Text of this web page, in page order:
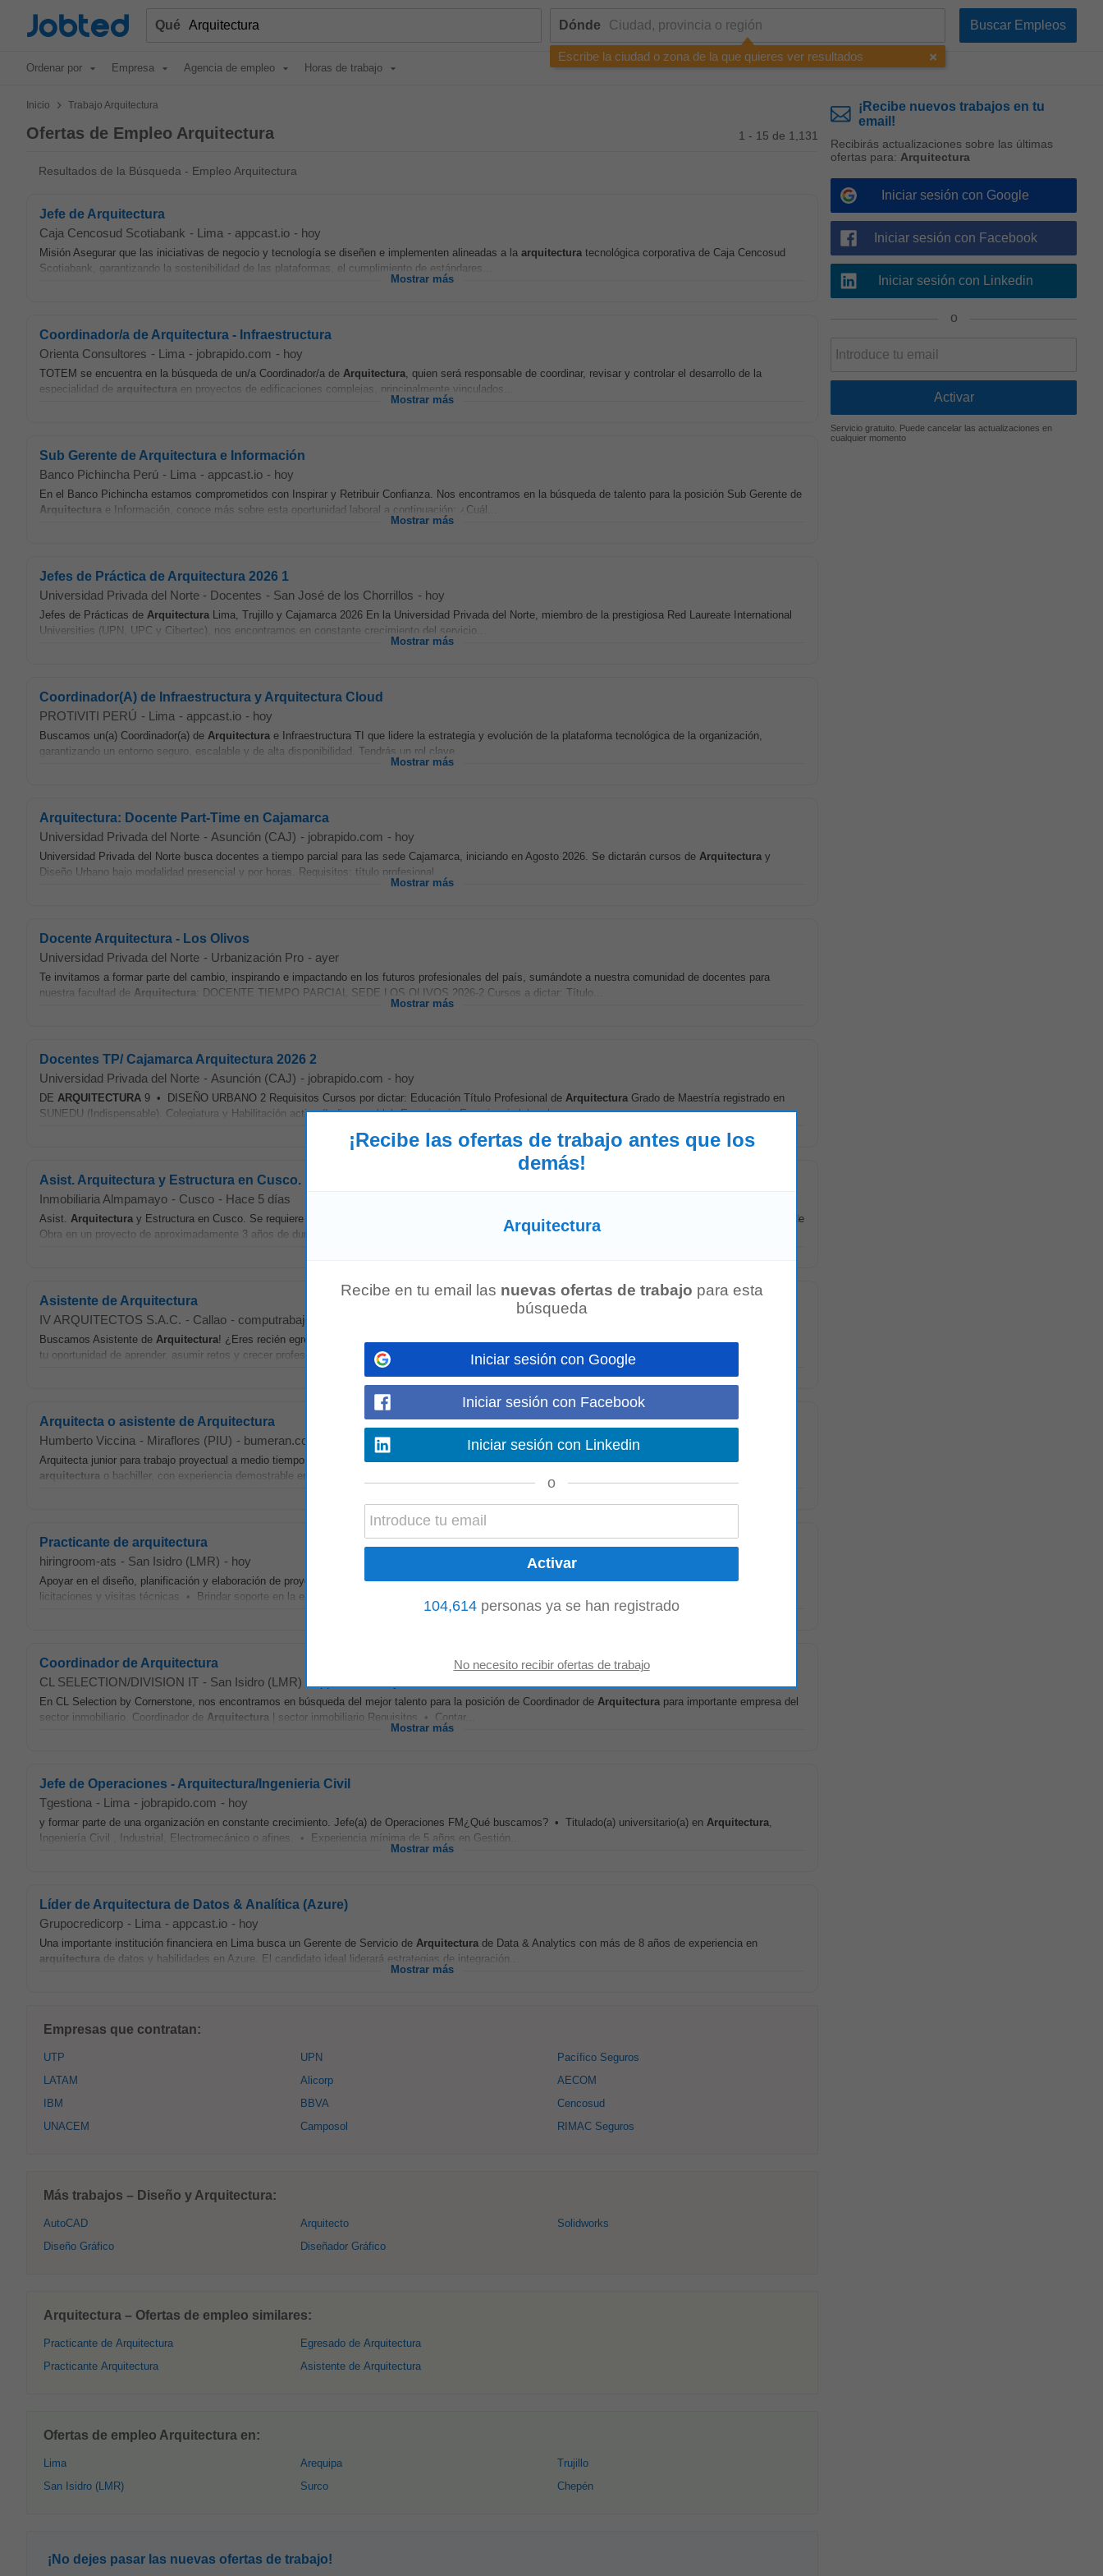
Jobted Qué Dónde
Escribe la ciudad o zona de la que quieres ver resultados
Ordenar por Empresa Agencia de empleo Horas de trabajo
Inicio > Trabajo Arquitectura
Ofertas de Empleo Arquitectura 1 - 15 de 1,131
Resultados de la Búsqueda - Empleo Arquitectura
Jefe de Arquitectura
Caja Cencosud Scotiabank - Lima - appcast.io - hoy
Misión Asegurar que las iniciativas de negocio y tecnología se diseñen e implementen alineadas a la arquitectura tecnológica corporativa de Caja Cencosud
Scotiabank, garantizando la sostenibilidad de las plataformas, el cumplimiento de estándares...
Mostrar más
Coordinador/a de Arquitectura - Infraestructura
Orienta Consultores - Lima - jobrapido.com - hoy
TOTEM se encuentra en la búsqueda de un/a Coordinador/a de Arquitectura, quien será responsable de coordinar, revisar y controlar el desarrollo de la
especialidad de arquitectura en proyectos de edificaciones complejas, principalmente vinculados...
Mostrar más
Sub Gerente de Arquitectura e Información
Banco Pichincha Perú - Lima - appcast.io - hoy
En el Banco Pichincha estamos comprometidos con Inspirar y Retribuir Confianza. Nos encontramos en la búsqueda de talento para la posición Sub Gerente de
Arquitectura e Información, conoce más sobre esta oportunidad laboral a continuación: ¿Cuál...
Mostrar más
Jefes de Práctica de Arquitectura 2026 1
Universidad Privada del Norte - Docentes - San José de los Chorrillos - hoy
Jefes de Prácticas de Arquitectura Lima, Trujillo y Cajamarca 2026 En la Universidad Privada del Norte, miembro de la prestigiosa Red Laureate International
Universities (UPN, UPC y Cibertec), nos encontramos en constante crecimiento del servicio...
Mostrar más
Coordinador(A) de Infraestructura y Arquitectura Cloud
PROTIVITI PERÚ - Lima - appcast.io - hoy
Buscamos un(a) Coordinador(a) de Arquitectura e Infraestructura TI que lidere la estrategia y evolución de la plataforma tecnológica de la organización,
garantizando un entorno seguro, escalable y de alta disponibilidad. Tendrás un rol clave...
Mostrar más
Arquitectura: Docente Part-Time en Cajamarca
Universidad Privada del Norte - Asunción (CAJ) - jobrapido.com - hoy
Universidad Privada del Norte busca docentes a tiempo parcial para las sede Cajamarca, iniciando en Agosto 2026. Se dictarán cursos de Arquitectura y
Diseño Urbano bajo modalidad presencial y por horas. Requisitos: título profesional...
Mostrar más
Docente Arquitectura - Los Olivos
Universidad Privada del Norte - Urbanización Pro - ayer
Te invitamos a formar parte del cambio, inspirando e impactando en los futuros profesionales del país, sumándote a nuestra comunidad de docentes para
nuestra facultad de Arquitectura: DOCENTE TIEMPO PARCIAL SEDE LOS OLIVOS 2026-2 Cursos a dictar: Título...
Mostrar más
Docentes TP/ Cajamarca Arquitectura 2026 2
Universidad Privada del Norte - Asunción (CAJ) - jobrapido.com - hoy
DE ARQUITECTURA 9 • DISEÑO URBANO 2 Requisitos Cursos por dictar: Educación Título Profesional de Arquitectura Grado de Maestría registrado en
SUNEDU (Indispensable). Colegiatura y Habilitación activa (Indispensable). Experiencia Experiencia laboral...
Asist. Arquitectura y Estructura en Cusco.
Inmobiliaria Almpamayo - Cusco - Hace 5 días
Asist. Arquitectura y Estructura en Cusco. Se requiere contratar profesionales y técnicos con experiencia comprobada para integrar el equipo de Supervisión de
Obra en un proyecto de aproximadamente 3 años de duración, ubicado en las inmediaciones...
Asistente de Arquitectura
IV ARQUITECTOS S.A.C. - Callao - computrabajo.com
Buscamos Asistente de Arquitectura! ¿Eres recién egresada de Arquitecturay quieres iniciar tu carrera adquiriendo experiencia en proyectos reales? Esta es
tu oportunidad de aprender, asumir retos y crecer profesionalmente. Funciones principales...
Arquitecta o asistente de Arquitectura
Humberto Viccina - Miraflores (PIU) - bumeran.com.pe
Arquitecta junior para trabajo proyectual a medio tiempo. Asistente deArquitecturaResumen del Puesto Buscamos un profesional con formación en
arquitectura o bachiller, con experiencia demostrable en la visualización y desarrollo de detalles...
Mostrar más
Practicante de arquitectura
hiringroom-ats - San Isidro (LMR) - hoy
Apoyar en el diseño, planificación y elaboración de proyectos arquitectónicos, planos, renders, mobiliarios y presentaciones. • Participar en la gestión de
licitaciones y visitas técnicas • Brindar soporte en la elaboración solicitudes de pedido...
Mostrar más
Coordinador de Arquitectura
CL SELECTION/DIVISION IT - San Isidro (LMR)
En CL Selection by Cornerstone, nos encontramos en búsqueda del mejor talento para la posición de Coordinador de Arquitectura para importante empresa del
sector inmobiliario. Coordinador de Arquitectura | sector inmobiliario Requisitos • Contar...
Mostrar más
Jefe de Operaciones - Arquitectura/Ingenieria Civil
Tgestiona - Lima - jobrapido.com - hoy
y formar parte de una organización en constante crecimiento. Jefe(a) de Operaciones FM¿Qué buscamos? • Titulado(a) universitario(a) en Arquitectura,
Ingeniería Civil , Industrial, Electromecánico o afines. • Experiencia mínima de 5 años en Gestión...
Mostrar más
Líder de Arquitectura de Datos & Analítica (Azure)
Grupocredicorp - Lima - appcast.io - hoy
Una importante institución financiera en Lima busca un Gerente de Servicio de Arquitectura de Data & Analytics con más de 8 años de experiencia en
arquitectura de datos y habilidades en Azure. El candidato ideal liderará estrategias de integración...
Mostrar más
Empresas que contratan:
UTP
LATAM
IBM
UNACEM
UPN
Alicorp
BBVA
Camposol
Pacífico Seguros
AECOM
Cencosud
RIMAC Seguros
Más trabajos – Diseño y Arquitectura:
AutoCAD
Diseño Gráfico
Arquitecto
Diseñador Gráfico
Solidworks
Arquitectura – Ofertas de empleo similares:
Practicante de Arquitectura
Practicante Arquitectura
Egresado de Arquitectura
Asistente de Arquitectura
Ofertas de empleo Arquitectura en:
Lima
San Isidro (LMR)
Arequipa
Surco
Trujillo
Chepén
¡No dejes pasar las nuevas ofertas de trabajo!
¡Recibe nuevos trabajos en tu
email!
Recibirás actualizaciones sobre las últimas
ofertas para: Arquitectura
Iniciar sesión con Google
Iniciar sesión con Facebook
Iniciar sesión con Linkedin
o
Servicio gratuito. Puede cancelar las actualizaciones en
cualquier momento
¡Recibe las ofertas de trabajo antes que los
demás!
Arquitectura
Recibe en tu email las nuevas ofertas de trabajo para esta
búsqueda
Iniciar sesión con Google
Iniciar sesión con Facebook
Iniciar sesión con Linkedin
o
104,614 personas ya se han registrado